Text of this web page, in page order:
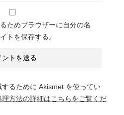
ためブラウザーに自分の名
トを保存する。
るために Akismet を使ってい
方法の詳細はこちらをご覧くだ